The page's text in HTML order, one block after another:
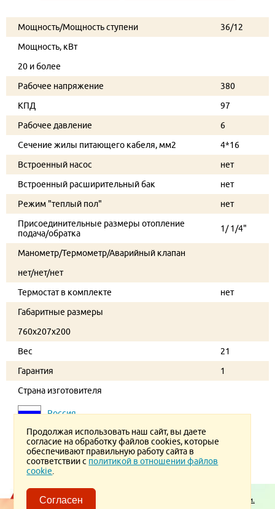
Мощность/Мощность ступени
36/12
Мощность, кВт
20 и более
Рабочее напряжение
380
КПД
97
Рабочее давление
6
Сечение жилы питающего кабеля, мм2
4*16
Встроенный насос
нет
Встроенный расширительный бак
нет
Режим "теплый пол"
нет
Присоединительные размеры отопление
подача/обратка
1/ 1/4"
Манометр/Термометр/Аварийный клапан
нет/нет/нет
Термостат в комплекте
нет
Габаритные размеры
760x207х200
Вес
21
Гарантия
1
Страна изготовителя
Россия
Пользовательское соглашение.
Политика конфиденциальности.
Продолжая использовать наш сайт, вы даете
согласие на обработку файлов cookies, которые
обеспечивают правильную работу сайта в
соответствии с политикой в отношении файлов
cookie
Согласен